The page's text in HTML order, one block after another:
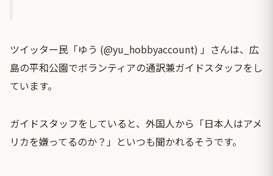
ツイッター民「ゆう (@yu_hobbyaccount) 」さんは、広
島の平和公園でボランティアの通訳兼ガイドスタッフをし
ています。
ガイドスタッフをしていると、外国人から「日本人はアメ
リカを嫌ってるのか？」といつも聞かれるそうです。